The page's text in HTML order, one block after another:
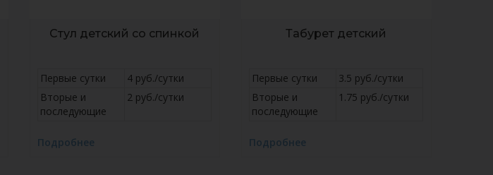
Стул детский со спинкой
Первые сутки
4 руб./сутки
Вторые и
последующие
2 руб./сутки
Подробнее
Табурет детский
Первые сутки
3.5 руб./сутки
Вторые и
последующие
1.75 руб./сутки
Подробнее